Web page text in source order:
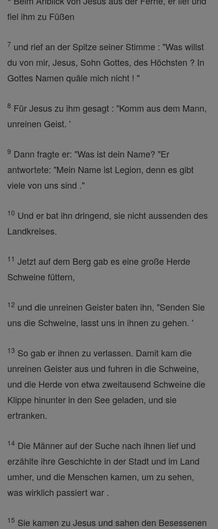
fiel ihm zu Füßen
7 und rief an der Spitze seiner Stimme : "Was willst
du von mir, Jesus, Sohn Gottes, des Höchsten ? In
Gottes Namen quäle mich nicht ! "
8 Für Jesus zu ihm gesagt : "Komm aus dem Mann,
unreinen Geist. '
9 Dann fragte er: "Was ist dein Name? "Er
antwortete: "Mein Name ist Legion, denn es gibt
viele von uns sind ."
10 Und er bat ihn dringend, sie nicht aussenden des
Landkreises.
11 Jetzt auf dem Berg gab es eine große Herde
Schweine füttern,
12 und die unreinen Geister baten ihn, "Senden Sie
uns die Schweine, lasst uns in ihnen zu gehen. '
13 So gab er ihnen zu verlassen. Damit kam die
unreinen Geister aus und fuhren in die Schweine,
und die Herde von etwa zweitausend Schweine die
Klippe hinunter in den See geladen, und sie
ertranken.
14 Die Männer auf der Suche nach ihnen lief und
erzählte ihre Geschichte in der Stadt und im Land
umher, und die Menschen kamen, um zu sehen,
was wirklich passiert war .
15 Sie kamen zu Jesus und sahen den Besessenen